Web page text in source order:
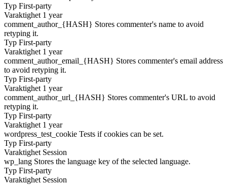
Typ First-party
Varaktighet 1 year
comment_author_{HASH} Stores commenter's name to avoid
retyping it.
Typ First-party
Varaktighet 1 year
comment_author_email_{HASH} Stores commenter's email address
to avoid retyping it.
Typ First-party
Varaktighet 1 year
comment_author_url_{HASH} Stores commenter's URL to avoid
retyping it.
Typ First-party
Varaktighet 1 year
wordpress_test_cookie Tests if cookies can be set.
Typ First-party
Varaktighet Session
wp_lang Stores the language key of the selected language.
Typ First-party
Varaktighet Session